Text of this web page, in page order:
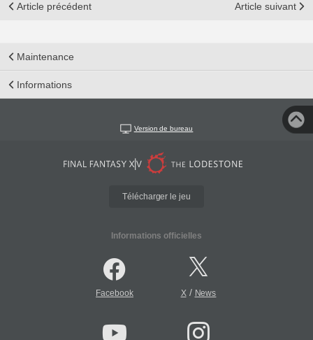
Article précédent Article suivant
Maintenance
Informations
Version de bureau
Télécharger le jeu
Informations officielles
Facebook X/ News